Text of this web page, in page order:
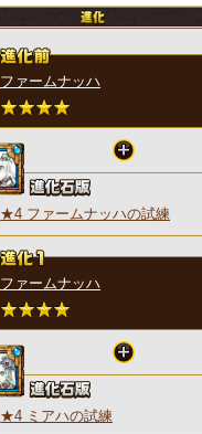
ファームナッハ
★4 ファームナッハの試練
ファームナッハ
★4 ミアハの試練